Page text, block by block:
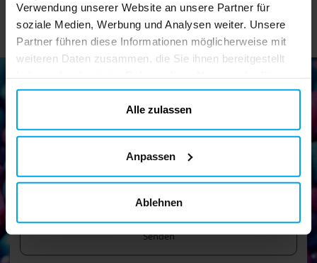
Verwendung unserer Website an unsere Partner für
soziale Medien, Werbung und Analysen weiter. Unsere
Partner führen diese Informationen möglicherweise mit
weiteren Daten zusammen, die Sie ihnen bereitgestellt
gesammelt haben. Ihre Einwilligung können Sie jederzeit.
Alle zulassen
Anpassen
Ablehnen
Newsletter!
tolle Tipps und Angebote
Senden